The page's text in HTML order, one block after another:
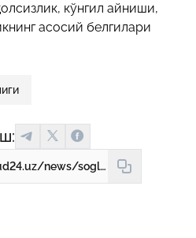
кўнгил айниши,
асосий белгилари
https://new.hudud24.uz/news/soglikni-saklash-vazirligi-akholiga-ogokhlantirish-bilan-chikdi